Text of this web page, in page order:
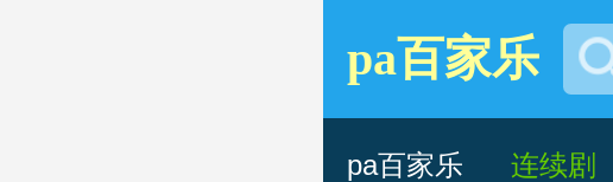
日本香港
pa百家乐
pa百家乐 连续剧